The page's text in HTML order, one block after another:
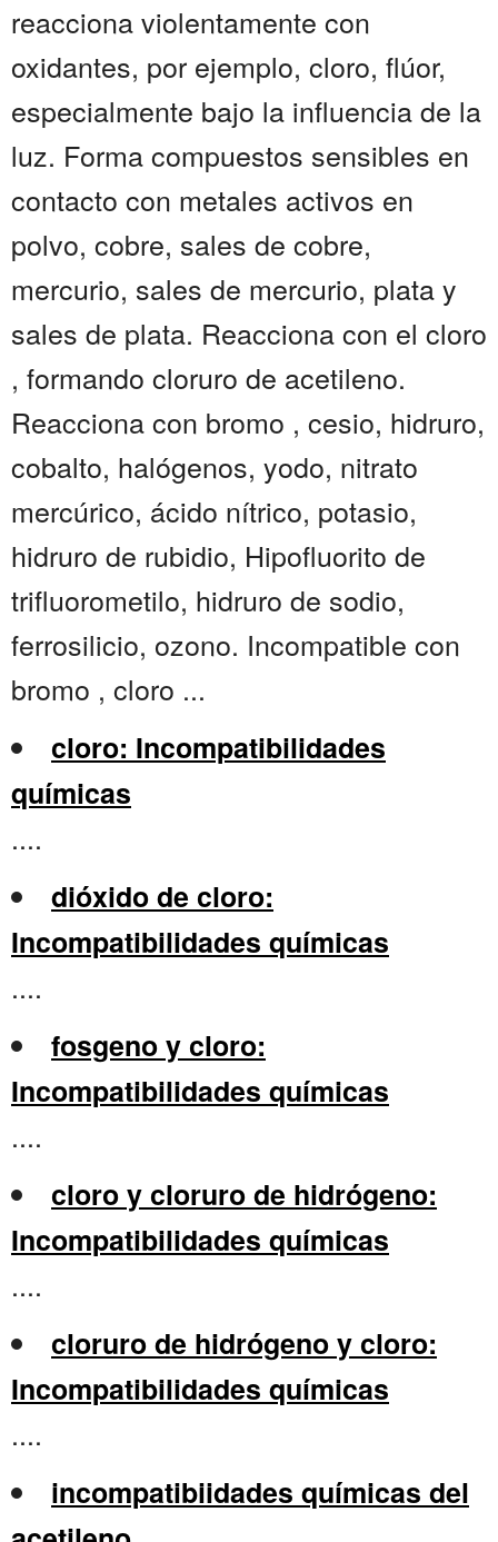
reacciona violentamente con
oxidantes, por ejemplo, cloro, flúor,
especialmente bajo la influencia de la
luz. Forma compuestos sensibles en
contacto con metales activos en
polvo, cobre, sales de cobre,
mercurio, sales de mercurio, plata y
sales de plata. Reacciona con el cloro
, formando cloruro de acetileno.
Reacciona con bromo , cesio, hidruro,
cobalto, halógenos, yodo, nitrato
mercúrico, ácido nítrico, potasio,
hidruro de rubidio, Hipofluorito de
trifluorometilo, hidruro de sodio,
ferrosilicio, ozono. Incompatible con
bromo , cloro ...
cloro: Incompatibilidades
químicas
....
dióxido de cloro:
Incompatibilidades químicas
....
fosgeno y cloro:
Incompatibilidades químicas
....
cloro y cloruro de hidrógeno:
Incompatibilidades químicas
....
cloruro de hidrógeno y cloro:
Incompatibilidades químicas
....
incompatibiidades químicas del